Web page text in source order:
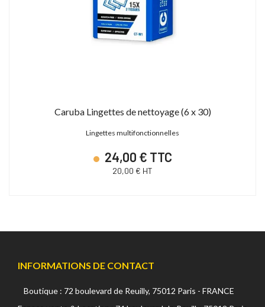
Caruba Lingettes de nettoyage (6 x 30)
Lingettes multifonctionnelles
24,00 € TTC
20,00 € HT
INFORMATIONS DE CONTACT
Boutique : 72 boulevard de Reuilly, 75012 Paris - FRANCE